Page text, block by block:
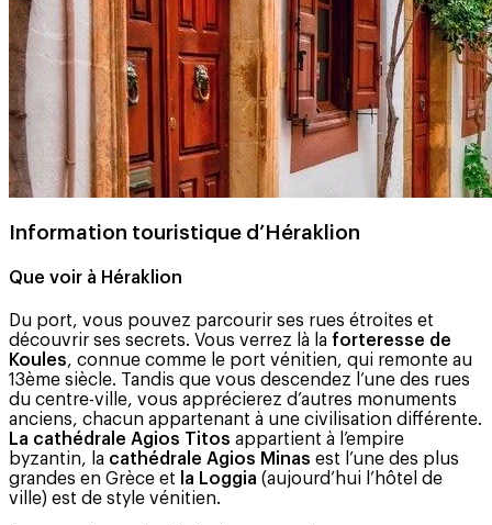
Information touristique d’Héraklion
Que voir à Héraklion
Du port, vous pouvez parcourir ses rues étroites et
découvrir ses secrets. Vous verrez là la forteresse de
Koules, connue comme le port vénitien, qui remonte au
13ème siècle. Tandis que vous descendez l’une des rues
du centre-ville, vous apprécierez d’autres monuments
anciens, chacun appartenant à une civilisation différente.
La cathédrale Agios Titos appartient à l’empire
byzantin, la cathédrale Agios Minas est l’une des plus
grandes en Grèce et
la Loggia (aujourd’hui l’hôtel de
ville) est de style vénitien.